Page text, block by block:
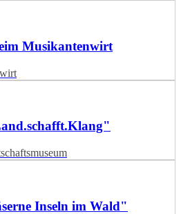
Musikantenwirt
Inseln im Wald"